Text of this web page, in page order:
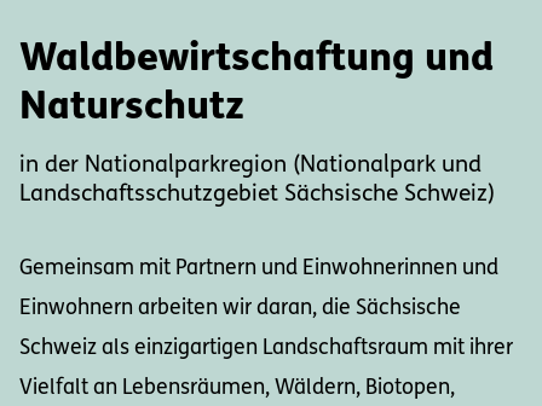
Waldbewirtschaftung und
Naturschutz
in der Nationalparkregion (Nationalpark und
Landschaftsschutzgebiet Sächsische Schweiz)
Gemeinsam mit Partnern und Einwohnerinnen und
Einwohnern arbeiten wir daran, die Sächsische
Schweiz als einzigartigen Landschaftsraum mit ihrer
Vielfalt an Lebensräumen, Wäldern, Biotopen,